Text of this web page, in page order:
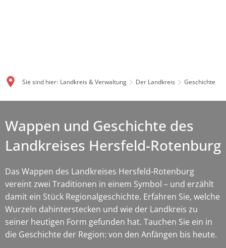
Sie sind hier: Landkreis & Verwaltung Der Landkreis Geschichte
Wappen und Geschichte des
Landkreises Hersfeld-Rotenburg
Das Wappen des Landkreises Hersfeld-Rotenburg
vereint zwei Traditionen in einem Symbol – und erzählt
damit ein Stück Regionalgeschichte. Erfahren Sie, welche
Wurzeln dahinterstecken und wie der Landkreis zu
seiner heutigen Form gefunden hat. Tauchen Sie ein in
die Geschichte der Region: von den Anfängen bis heute.